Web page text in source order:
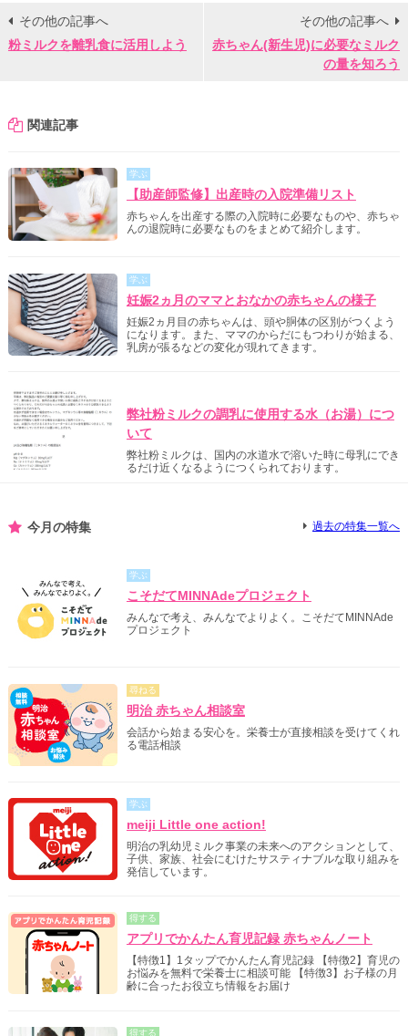
その他の記事へ
粉ミルクを離乳食に活用しよう
その他の記事へ
赤ちゃん(新生児)に必要なミルク
の量を知ろう
関連記事
学ぶ
【助産師監修】出産時の入院準備リスト
赤ちゃんを出産する際の入院時に必要なものや、赤ちゃ
んの退院時に必要なものをまとめて紹介します。
学ぶ
妊娠2ヵ月のママとおなかの赤ちゃんの様子
妊娠2ヵ月目の赤ちゃんは、頭や胴体の区別がつくよう
になります。また、ママのからだにもつわりが始まる、
乳房が張るなどの変化が現れてきます。
弊社粉ミルクの調乳に使用する水（お湯）につ
いて
弊社粉ミルクは、国内の水道水で溶いた時に母乳にでき
るだけ近くなるようにつくられております。
今月の特集 過去の特集一覧へ
学ぶ
こそだてMINNAdeプロジェクト
みんなで考え、みんなでよりよく。こそだてMINNAde
プロジェクト
尋ねる
明治 赤ちゃん相談室
会話から始まる安心を。栄養士が直接相談を受けてくれ
る電話相談
学ぶ
meiji Little one action!
明治の乳幼児ミルク事業の未来へのアクションとして、
子供、家族、社会にむけたサスティナブルな取り組みを
発信しています。
得する
アプリでかんたん育児記録 赤ちゃんノート
【特徴1】1タップでかんたん育児記録 【特徴2】育児の
お悩みを無料で栄養士に相談可能 【特徴3】お子様の月
齢に合ったお役立ち情報をお届け
得する